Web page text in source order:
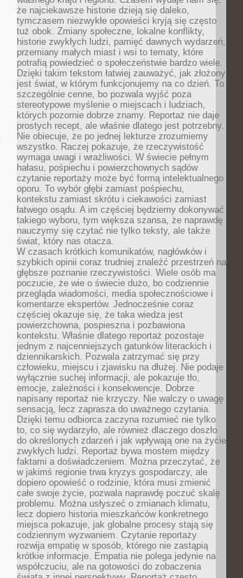
że najciekawsze historie dzieją się daleko,
tymczasem niezwykłe opowieści kryją się często
tuż obok. Zmiany społeczne, lokalne konflikty,
historie zwykłych ludzi, pamięć dawnych wydarzeń,
przemiany małych miast i wsi to tematy, które
potrafią powiedzieć o społeczeństwie bardzo wiele.
Dzięki takim tekstom łatwiej zauważyć, jak złożony
jest świat, w którym funkcjonujemy na co dzień. To
szczególnie cenne, bo pozwala wyjść poza
stereotypowe myślenie o miejscach i ludziach,
których pozornie dobrze znamy. Reportaż nie daje
prostych recept, ale właśnie dlatego jest potrzebny.
Nie obiecuje, że po jednej lekturze zrozumiemy
wszystko. Raczej pokazuje, że rzeczywistość
wymaga uwagi i wrażliwości. W świecie pełnym
hałasu, pośpiechu i powierzchownych sądów
czytanie reportaży może być formą intelektualnego
oporu. To wybór głębi zamiast pośpiechu,
kontekstu zamiast skrótu i ciekawości zamiast
łatwego osądu. A im częściej będziemy dokonywać
takiego wyboru, tym większa szansa, że naprawdę
nauczymy się czytać nie tylko teksty, ale także
świat, który nas otacza.
W czasach krótkich komunikatów, nagłówków i
szybkich opinii coraz trudniej znaleźć przestrzeń na
głębsze poznanie rzeczywistości. Wiele osób ma
poczucie, że wie o świecie dużo, bo codziennie
przegląda wiadomości, media społecznościowe i
komentarze ekspertów. Jednocześnie coraz
częściej okazuje się, że taka wiedza jest
powierzchowna, pospieszna i pozbawiona
kontekstu. Właśnie dlatego reportaż pozostaje
jednym z najcenniejszych gatunków literackich i
dziennikarskich. Pozwala zatrzymać się przy
człowieku, miejscu i zjawisku na dłużej. Nie podaje
wyłącznie suchej informacji, ale pokazuje tło,
emocje, zależności i konsekwencje. Dobrze
napisany reportaż nie krzyczy. Nie walczy o uwagę
sensacją, lecz zaprasza do uważnego czytania.
Dzięki temu odbiorca zaczyna rozumieć nie tylko
to, co się wydarzyło, ale również dlaczego doszło
do określonych zdarzeń i jak wpływają one na życie
zwykłych ludzi. Reportaż bywa mostem między
faktami a doświadczeniem. Można przeczytać, że
w jakimś regionie trwa kryzys gospodarczy, ale
dopiero opowieść o rodzinie, która musi zmienić
całe swoje życie, pozwala naprawdę poczuć skalę
problemu. Można usłyszeć o zmianach klimatu,
lecz dopiero historia mieszkańców konkretnego
miejsca pokazuje, jak globalne procesy stają się
codziennym wyzwaniem. Czytanie reportaży
rozwija empatię w sposób, którego nie zastąpią
krótkie informacje. Empatia nie polega jedynie na
współczuciu, ale na gotowości do zobaczenia